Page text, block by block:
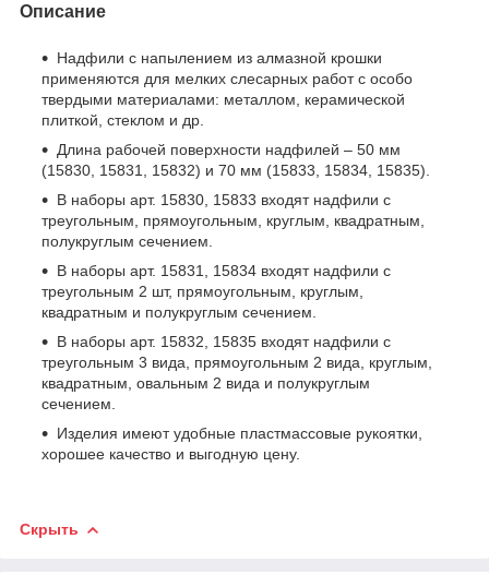
Описание
Надфили с напылением из алмазной крошки
применяются для мелких слесарных работ с особо
твердыми материалами: металлом, керамической
плиткой, стеклом и др.
Длина рабочей поверхности надфилей – 50 мм
(15830, 15831, 15832) и 70 мм (15833, 15834, 15835).
В наборы арт. 15830, 15833 входят надфили с
треугольным, прямоугольным, круглым, квадратным,
полукруглым сечением.
В наборы арт. 15831, 15834 входят надфили с
треугольным 2 шт, прямоугольным, круглым,
квадратным и полукруглым сечением.
В наборы арт. 15832, 15835 входят надфили с
треугольным 3 вида, прямоугольным 2 вида, круглым,
квадратным, овальным 2 вида и полукруглым
сечением.
Изделия имеют удобные пластмассовые рукоятки,
хорошее качество и выгодную цену.
Скрыть